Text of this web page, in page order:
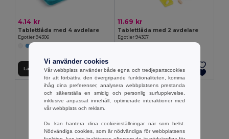
4.14 kr
Tablettlåda med 4 avdelare
Egotier 94306
Lägg till i Varukorgen
11.69 kr
Tablettlåda med 2 avdelare
Egotier 94307
Lägg till i Varukorgen
Vi använder cookies
Vår webbplats använder både egna och tredjepartscookies
för att förbättra den övergripande funktionaliteten, komma
ihåg dina preferenser, analysera webbplatsens prestanda
och säkerställa en smidig och personlig surfupplevelse,
inklusive anpassat innehåll, optimerade interaktioner med
vår webbplats och reklam.
Du kan hantera dina cookieinställningar när som helst.
Nödvändiga cookies, som är nödvändiga för webbplatsens